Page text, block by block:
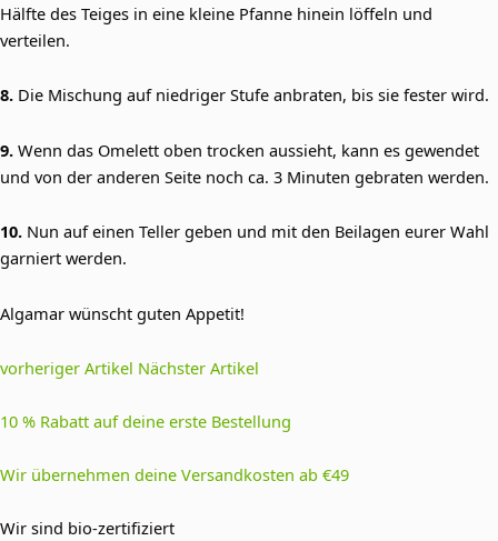
Hälfte des Teiges in eine kleine Pfanne hinein löffeln und
verteilen.
8. Die Mischung auf niedriger Stufe anbraten, bis sie fester wird.
9. Wenn das Omelett oben trocken aussieht, kann es gewendet
und von der anderen Seite noch ca. 3 Minuten gebraten werden.
10. Nun auf einen Teller geben und mit den Beilagen eurer Wahl
garniert werden.
Algamar wünscht guten Appetit!
vorheriger Artikel Nächster Artikel
10 % Rabatt auf deine erste Bestellung
Wir übernehmen deine Versandkosten ab €49
Wir sind bio-zertifiziert